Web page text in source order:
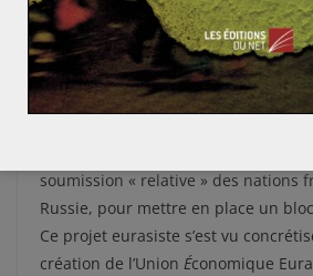
une idéologie nationaliste, c’est à
ressemblances, comme le rejet de
du libéralisme, mais son essence va
l’encontre des principes
soumission « relative » des nations
Russie, pour mettre en place un
Ce projet eurasiste s’est vu
création de l’Union Économique